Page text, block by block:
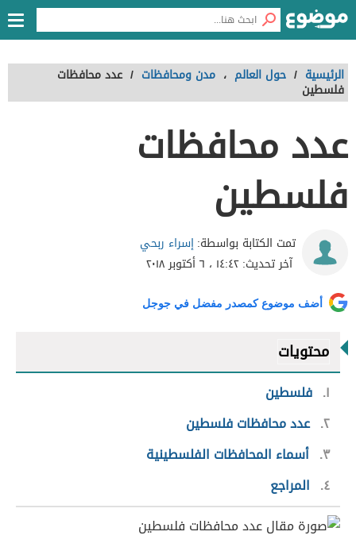
الرئيسية / حول العالم ، مدن ومحافظات / عدد محافظات
فلسطين
عدد محافظات
فلسطين
تمت الكتابة بواسطة:إسراء ربحي
آخر تحديث:١٤:٤٢ ، ٦ أكتوبر ٢٠١٨
أضف موضوع كمصدر مفضل في جوجل
محتويات
١ فلسطين
٢ عدد محافظات فلسطين
٣ أسماء المحافظات الفلسطينية
٤
المراجع